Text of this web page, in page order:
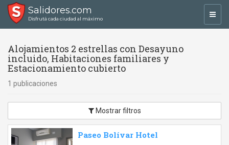
Salidores.com
Disfrutá cada ciudad al máximo
Alojamientos 2 estrellas con Desayuno
incluido, Habitaciones familiares y
Estacionamiento cubierto
1 publicaciones
Mostrar filtros
Paseo Bolívar Hotel